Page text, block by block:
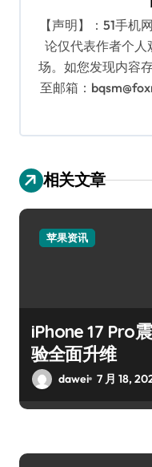
【声明】：51手机
论仅代表作者个人
场。如您发现内容
至邮箱：
相关文章
苹果资讯
iPhone 17 Pro
验全面升维
dawei 7 月 18,